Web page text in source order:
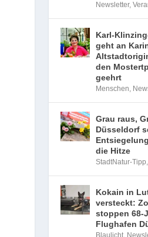
Newsletter,
Karl-
geht an
den
geehrt
Menschen,
Grau raus,
Düsseldorf
die Hitze
StadtNatur-Tipp,
Kokain in
versteckt:
stoppen 68-
Flughafen
Blaulicht,